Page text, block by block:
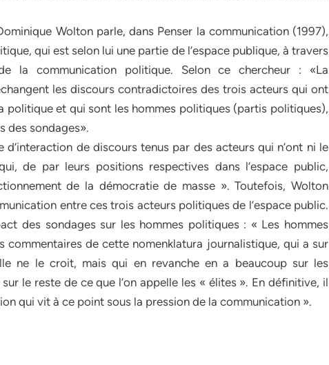
Wolton parle, dans Penser la communication (1997),
qui est selon lui une partie de l’espace publique, à travers
la communication politique. Selon ce chercheur : «La
les discours contradictoires des trois acteurs qui ont
politique et qui sont les hommes politiques (partis politiques),
des sondages».
de discours tenus par des acteurs qui n’ont ni le
de par leurs positions respectives dans l’espace public,
de la démocratie de masse ». Toutefois, Wolton
entre ces trois acteurs politiques de l’espace public.
des sondages sur les hommes politiques : « Les hommes
de cette nomenklatura journalistique, qui a sur
ne le croit, mais qui en revanche en a beaucoup sur les
le reste de ce que l’on appelle les « élites ». En définitive, il
qui vit à ce point sous la pression de la communication ».